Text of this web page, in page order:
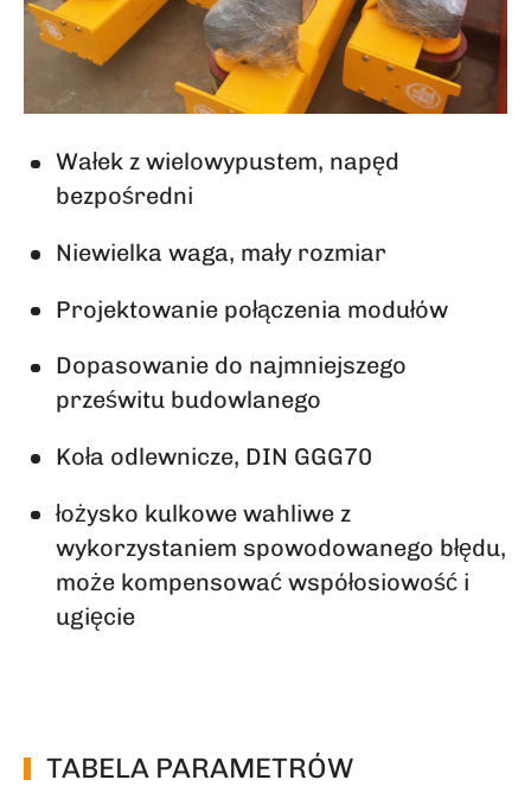
Wałek z wielowypustem, napęd
bezpośredni
Niewielka waga, mały rozmiar
Projektowanie połączenia modułów
Dopasowanie do najmniejszego
prześwitu budowlanego
Koła odlewnicze, DIN GGG70
łożysko kulkowe wahliwe z
wykorzystaniem spowodowanego błędu,
może kompensować współosiowość i
ugięcie
TABELA PARAMETRÓW